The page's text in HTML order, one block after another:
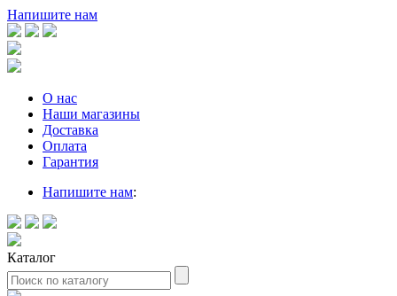
Напишите нам
О нас
Наши магазины
Доставка
Оплата
Гарантия
Напишите нам:
Каталог